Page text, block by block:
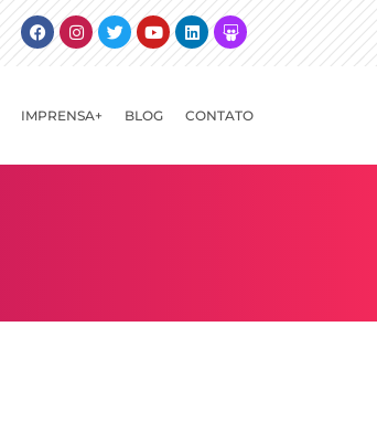
FacebookInstagram
TwitterYoutubeLinkedinSlideshare
IMPRENSA+ BLOG CONTATO